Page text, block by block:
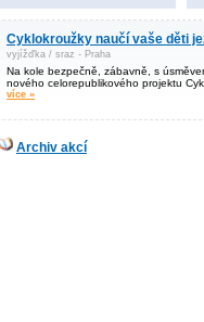
Cyklokroužky naučí vaše děti
vyjížďka / sraz - Praha
Na kole bezpečně, zábavně, s
nového celorepublikového projektu
více »
Archiv akcí